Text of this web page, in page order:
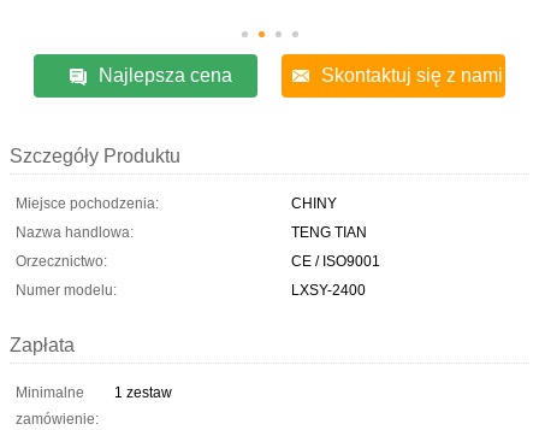
Najlepsza cena Skontaktuj się z nami
Szczegóły Produktu
Miejsce pochodzenia:
CHINY
Nazwa handlowa:
TENG TIAN
Orzecznictwo:
CE / ISO9001
Numer modelu:
LXSY-2400
Zapłata
Minimalne
zamówienie:
1 zestaw